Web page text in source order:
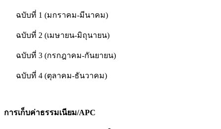
ฉบับที่ 1 (มกราคม-มีนาคม)
ฉบับที่ 2 (เมษายน-มิถุนายน)
ฉบับที่ 3 (กรกฎาคม-กันยายน)
ฉบับที่ 4 (ตุลาคม-ธันวาคม)
การเก็บค่าธรรมเนียม/APC